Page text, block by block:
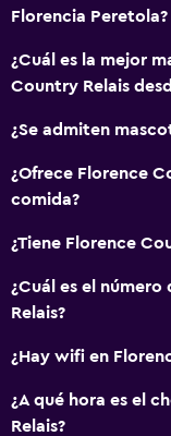
Accesibilidad y
Mascotas
extra)
Plantas superiores
General
Ventana
Vista al jardín
Espacio de
Florencia Peretola?
¿Cuál es la mejor
Country Relais
¿Se admiten
¿Ofrece Florence
comida?
¿Tiene Florence
¿Cuál es el
Relais?
¿Hay wifi en
¿A qué hora es el
Relais?